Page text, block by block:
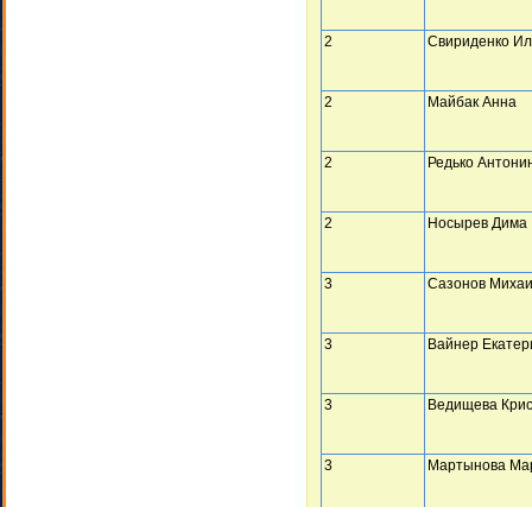
2 Свириденко
2 Майбак Анна
2 Редько
2 Носырев Дима
3 Сазонов
3 Вайнер
3 Ведищева
3 Мартынова